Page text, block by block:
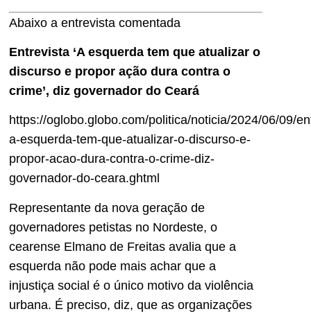
Abaixo a entrevista comentada
Entrevista ‘A esquerda tem que atualizar o
discurso e propor ação dura contra o
crime’, diz governador do Ceará
https://oglobo.globo.com/politica/noticia/2024/06/09/
a-esquerda-tem-que-atualizar-o-discurso-e-
propor-acao-dura-contra-o-crime-diz-
governador-do-ceara.ghtml
Representante da nova geração de
governadores petistas no Nordeste, o
cearense Elmano de Freitas avalia que a
esquerda não pode mais achar que a
injustiça social é o único motivo da violência
urbana. É preciso, diz, que as organizações